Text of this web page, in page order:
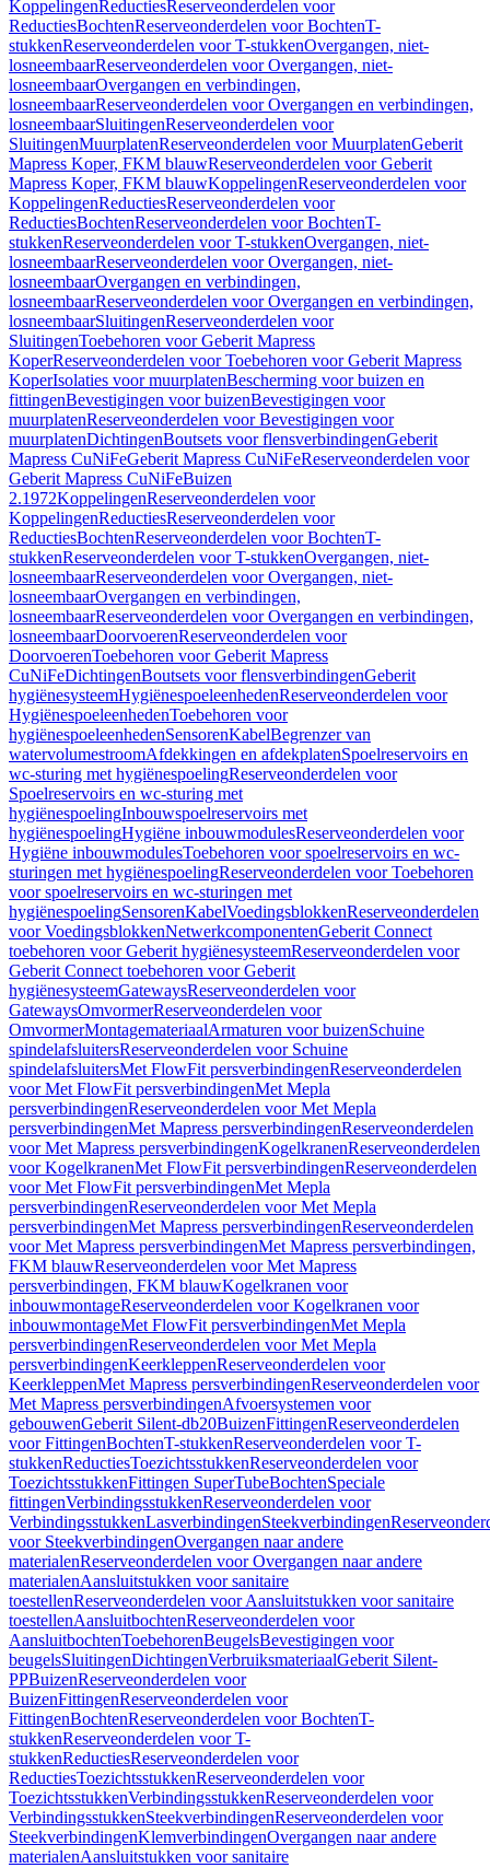
KoppelingenReductiesReserveonderdelen voor
ReductiesBochtenReserveonderdelen voor BochtenT-
stukkenReserveonderdelen voor T-stukkenOvergangen, niet-
losneembaarReserveonderdelen voor Overgangen, niet-
losneembaarOvergangen en verbindingen,
losneembaarReserveonderdelen voor Overgangen en verbindingen,
losneembaarSluitingenReserveonderdelen voor
SluitingenMuurplatenReserveonderdelen voor MuurplatenGeberit
Mapress Koper, FKM blauwReserveonderdelen voor Geberit
Mapress Koper, FKM blauwKoppelingenReserveonderdelen voor
KoppelingenReductiesReserveonderdelen voor
ReductiesBochtenReserveonderdelen voor BochtenT-
stukkenReserveonderdelen voor T-stukkenOvergangen, niet-
losneembaarReserveonderdelen voor Overgangen, niet-
losneembaarOvergangen en verbindingen,
losneembaarReserveonderdelen voor Overgangen en verbindingen,
losneembaarSluitingenReserveonderdelen voor
SluitingenToebehoren voor Geberit Mapress
KoperReserveonderdelen voor Toebehoren voor Geberit Mapress
KoperIsolaties voor muurplatenBescherming voor buizen en
fittingenBevestigingen voor buizenBevestigingen voor
muurplatenReserveonderdelen voor Bevestigingen voor
muurplatenDichtingenBoutsets voor flensverbindingenGeberit
Mapress CuNiFeGeberit Mapress CuNiFeReserveonderdelen voor
Geberit Mapress CuNiFeBuizen
2.1972KoppelingenReserveonderdelen voor
KoppelingenReductiesReserveonderdelen voor
ReductiesBochtenReserveonderdelen voor BochtenT-
stukkenReserveonderdelen voor T-stukkenOvergangen, niet-
losneembaarReserveonderdelen voor Overgangen, niet-
losneembaarOvergangen en verbindingen,
losneembaarReserveonderdelen voor Overgangen en verbindingen,
losneembaarDoorvoerenReserveonderdelen voor
DoorvoerenToebehoren voor Geberit Mapress
CuNiFeDichtingenBoutsets voor flensverbindingenGeberit
hygiënesysteemHygiënespoeleenhedenReserveonderdelen voor
HygiënespoeleenhedenToebehoren voor
hygiënespoeleenhedenSensorenKabelBegrenzer van
watervolumestroomAfdekkingen en afdekplatenSpoelreservoirs en
wc-sturing met hygiënespoelingReserveonderdelen voor
Spoelreservoirs en wc-sturing met
hygiënespoelingInbouwspoelreservoirs met
hygiënespoelingHygiëne inbouwmodulesReserveonderdelen voor
Hygiëne inbouwmodulesToebehoren voor spoelreservoirs en wc-
sturingen met hygiënespoelingReserveonderdelen voor Toebehoren
voor spoelreservoirs en wc-sturingen met
hygiënespoelingSensorenKabelVoedingsblokkenReserveonderdelen
voor VoedingsblokkenNetwerkcomponentenGeberit Connect
toebehoren voor Geberit hygiënesysteemReserveonderdelen voor
Geberit Connect toebehoren voor Geberit
hygiënesysteemGatewaysReserveonderdelen voor
GatewaysOmvormerReserveonderdelen voor
OmvormerMontagemateriaalArmaturen voor buizenSchuine
spindelafsluitersReserveonderdelen voor Schuine
spindelafsluitersMet FlowFit persverbindingenReserveonderdelen
voor Met FlowFit persverbindingenMet Mepla
persverbindingenReserveonderdelen voor Met Mepla
persverbindingenMet Mapress persverbindingenReserveonderdelen
voor Met Mapress persverbindingenKogelkranenReserveonderdelen
voor KogelkranenMet FlowFit persverbindingenReserveonderdelen
voor Met FlowFit persverbindingenMet Mepla
persverbindingenReserveonderdelen voor Met Mepla
persverbindingenMet Mapress persverbindingenReserveonderdelen
voor Met Mapress persverbindingenMet Mapress persverbindingen,
FKM blauwReserveonderdelen voor Met Mapress
persverbindingen, FKM blauwKogelkranen voor
inbouwmontageReserveonderdelen voor Kogelkranen voor
inbouwmontageMet FlowFit persverbindingenMet Mepla
persverbindingenReserveonderdelen voor Met Mepla
persverbindingenKeerkleppenReserveonderdelen voor
KeerkleppenMet Mapress persverbindingenReserveonderdelen voor
Met Mapress persverbindingenAfvoersystemen voor
gebouwenGeberit Silent-db20BuizenFittingenReserveonderdelen
voor FittingenBochtenT-stukkenReserveonderdelen voor T-
stukkenReductiesToezichtsstukkenReserveonderdelen voor
ToezichtsstukkenFittingen SuperTubeBochtenSpeciale
fittingenVerbindingsstukkenReserveonderdelen voor
VerbindingsstukkenLasverbindingenSteekverbindingen
voor SteekverbindingenOvergangen naar andere
materialenReserveonderdelen voor Overgangen naar andere
materialenAansluitstukken voor sanitaire
toestellenReserveonderdelen voor Aansluitstukken voor sanitaire
toestellenAansluitbochtenReserveonderdelen voor
AansluitbochtenToebehorenBeugelsBevestigingen voor
beugelsSluitingenDichtingenVerbruiksmateriaalGeberit Silent-
PPBuizenReserveonderdelen voor
BuizenFittingenReserveonderdelen voor
FittingenBochtenReserveonderdelen voor BochtenT-
stukkenReserveonderdelen voor T-
stukkenReductiesReserveonderdelen voor
ReductiesToezichtsstukkenReserveonderdelen voor
ToezichtsstukkenVerbindingsstukkenReserveonderdelen voor
VerbindingsstukkenSteekverbindingenReserveonderdelen voor
SteekverbindingenKlemverbindingenOvergangen naar andere
materialenAansluitstukken voor sanitaire